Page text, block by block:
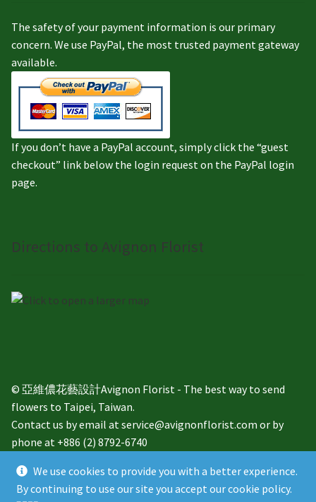
The safety of your payment information is our primary
concern. We use PayPal, the most trusted payment gateway
available.
If you don’t have a PayPal account, simply click the “guest
checkout” link below the login request on the PayPal login
page.
Directions to Avignon Florist
© 亞維儂花藝設計Avignon Florist - The best way to send
flowers to Taipei, Taiwan.
Contact us by email at service@avignonflorist.com or by
phone at +886 (2) 8792-6740
We use cookies to provide you with a better experience.
By continuing to use our site you accept our cookie policy.